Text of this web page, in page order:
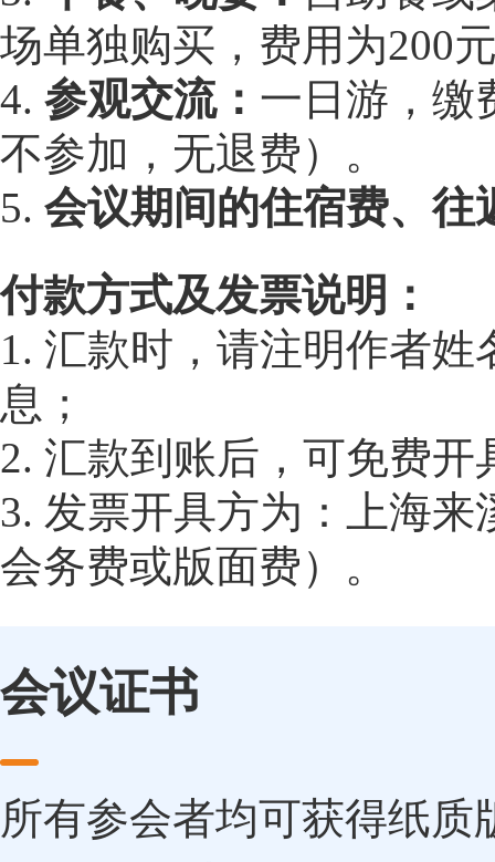
场单独购买，费用为200
4. 参观交流： 一日游，缴
不参加，无退费）。
5. 会议期间的住宿费、往
付款方式及发票说明：
1. 汇款时，请注明作者
息；
2. 汇款到账后，可免费
3. 发票开具方为：上海
会务费或版面费）。
会议证书
所有参会者均可获得纸质